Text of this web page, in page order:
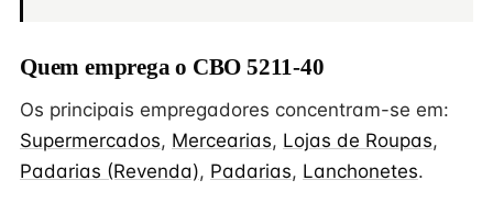
Quem emprega o CBO 5211-40
Os principais empregadores concentram-se em:
Supermercados, Mercearias, Lojas de Roupas,
Padarias (Revenda), Padarias, Lanchonetes.